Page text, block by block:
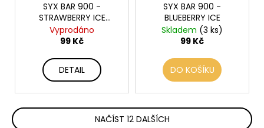
SYX BAR 900 -
STRAWBERRY ICE
CREAM
Vyprodáno
99 Kč
DETAIL
SYX BAR 900 -
BLUEBERRY ICE
Skladem (3 ks)
99 Kč
DO KOŠÍKU
NAČÍST 12 DALŠÍCH